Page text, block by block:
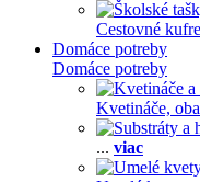
Cestovné
Domáce potreby
Domáce potreby
Kvetináče,
... viac